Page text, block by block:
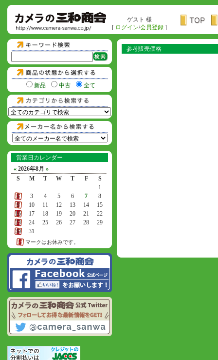
ゲスト 様
[ ログイン/会員登録]
新品 中古 全て
営業日カレンダー
« 2026年8月 »
S
M T W T F
S
1
2
3 4 5 6 7
8
9
10 11 12 13 14
15
16
17 18 19 20 21
22
23
24 25 26 27 28
29
30
31
マークはお休みです。
参考販売価格